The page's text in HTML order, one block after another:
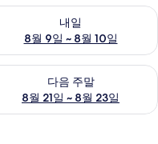
8월 9일
내일
8월 9일 ~ 8월 10일
예약 가능 여부 확인, 8월
~ 8월 16일
다음 주말
8월 21일 ~ 8월 23일
주말 예약 가능 여부 확인